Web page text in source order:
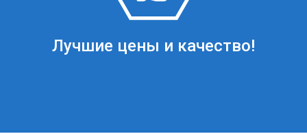
Лучшие цены и качество!